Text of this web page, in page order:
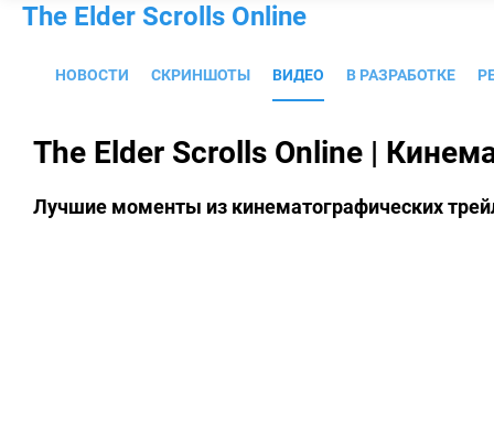
The Elder Scrolls Online
НОВОСТИ СКРИНШОТЫ ВИДЕО В РАЗРАБОТКЕ
The Elder Scrolls Online |
Лучшие моменты из кинематографических